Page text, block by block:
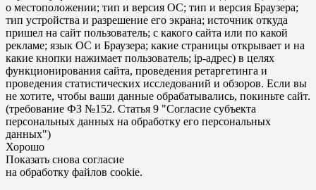
о местоположении; тип и версия ОС; тип и версия Браузера;
тип устройства и разрешение его экрана; источник откуда
пришел на сайт пользователь; с какого сайта или по какой
рекламе; язык ОС и Браузера; какие страницы открывает и на
какие кнопки нажимает пользователь; ip-адрес) в целях
функционирования сайта, проведения ретаргетинга и
проведения статистических исследований и обзоров. Если вы
не хотите, чтобы ваши данные обрабатывались, покиньте сайт.
(требование ФЗ №152. Статья 9 "Согласие субъекта
персональных данных на обработку его персональных
данных")
Хорошо
Показать снова согласие
на обработку файлов cookie.